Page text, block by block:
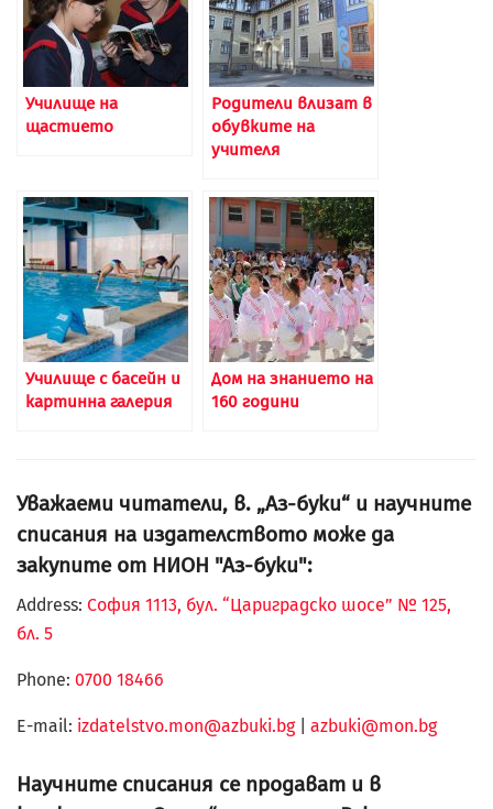
Училище на
щастието
Родители влизат в
обувките на
учителя
Училище с басейн и
картинна галерия
Дом на знанието на
160 години
Уважаеми читатели, в. „Аз-буки“ и научните
списания на издателството може да
закупите от НИОН "Аз-буки":
Address: София 1113, бул. “Цариградско шосе” № 125,
бл. 5
Phone: 0700 18466
Е-mail: izdatelstvo.mon@azbuki.bg| azbuki@mon.bg
Научните списания се продават и в